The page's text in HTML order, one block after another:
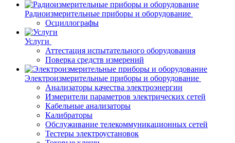
Радиоизмерительные приборы и оборудование
Осциллографы
Услуги
Аттестация испытательного оборудования
Поверка средств измерений
Электроизмерительные приборы и оборудование
Анализаторы качества электроэнергии
Измерители параметров электрических сетей
Кабельные анализаторы
Калибраторы
Обслуживание телекоммуникационных сетей
Тестеры электроустановок